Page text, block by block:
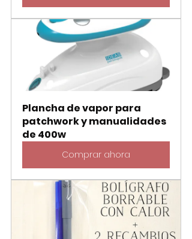
Plancha de vapor para
patchwork y manualidades
de 400w
Comprar ahora